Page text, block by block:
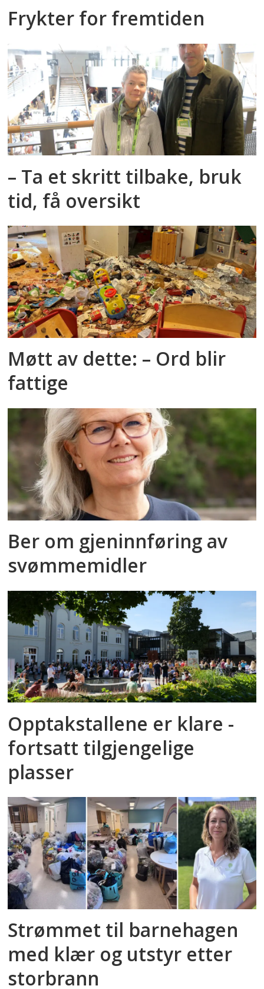
Frykter for fremtiden
– Ta et skritt tilbake, bruk
tid, få oversikt
Møtt av dette: – Ord blir
fattige
Ber om gjeninnføring av
svømmemidler
Opptakstallene er klare -
fortsatt tilgjengelige
plasser
Strømmet til barnehagen
med klær og utstyr etter
storbrann